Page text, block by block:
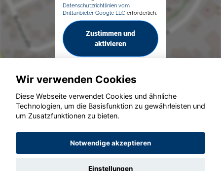
Datenschutzrichtlinien vom
Drittanbieter Google LLC erforderlich.
Zustimmen und
aktivieren
© konjunkturmotor.de GmbH 2020 - 2026
Wir verwenden Cookies
Diese Webseite verwendet Cookies und ähnliche
Technologien, um die Basisfunktion zu gewährleisten und
um Zusatzfunktionen zu bieten.
Notwendige akzeptieren
Einstellungen